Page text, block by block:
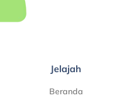
Jelajah
Beranda